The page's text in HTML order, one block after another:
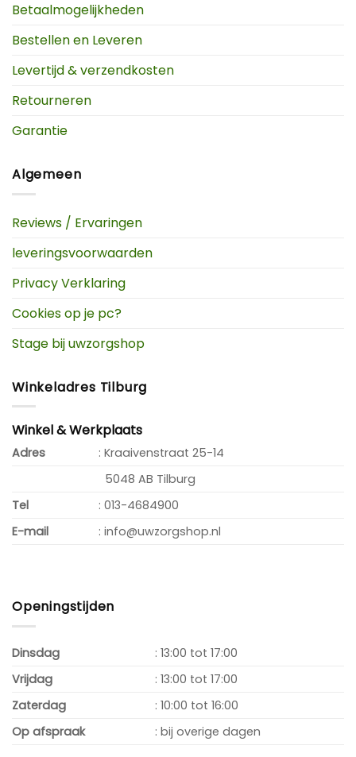
Betaalmogelijkheden
Bestellen en Leveren
Levertijd & verzendkosten
Retourneren
Garantie
Algemeen
Reviews / Ervaringen
leveringsvoorwaarden
Privacy Verklaring
Cookies op je pc?
Stage bij uwzorgshop
Winkeladres Tilburg
Winkel & Werkplaats
Adres
: Kraaivenstraat 25-14
5048 AB Tilburg
Tel
: 013-4684900
E-mail
: info@uwzorgshop.nl
Openingstijden
Dinsdag
: 13:00 tot 17:00
Vrijdag
: 13:00 tot 17:00
Zaterdag
: 10:00 tot 16:00
Op afspraak
: bij overige dagen